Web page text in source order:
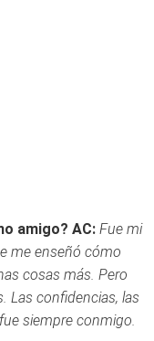
amigo? AC: Fue mi
me enseñó cómo
cosas más. Pero
Las confidencias, las
siempre conmigo.